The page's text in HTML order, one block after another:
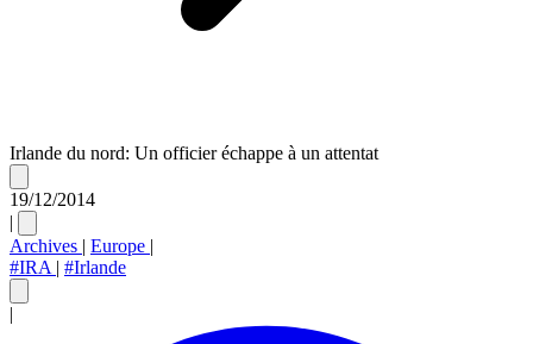
Irlande du nord: Un officier échappe à un attentat
19/12/2014
|
Archives | Europe |
#IRA | #Irlande
|